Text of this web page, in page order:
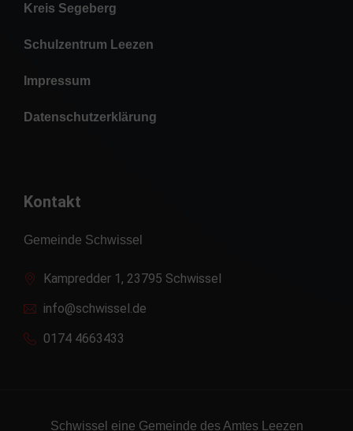
Kreis Segeberg
Schulzentrum Leezen
Impressum
Datenschutzerklärung
Kontakt
Gemeinde Schwissel
Kampredder 1, 23795 Schwissel
info@schwissel.de
0174 4663433
Schwissel eine Gemeinde des Amtes Leezen